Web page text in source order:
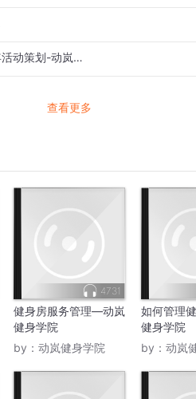
健身房附加值管理 4.演出活动怎么搞 全年活动策划-动岚健身学院
查看更多
4731
健身房服务管理—动岚
健身学院
by： 动岚健身学院
如何管理
健身学院
by： 动岚